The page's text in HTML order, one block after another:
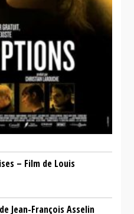
– Film de Louis
Jean-François Asselin